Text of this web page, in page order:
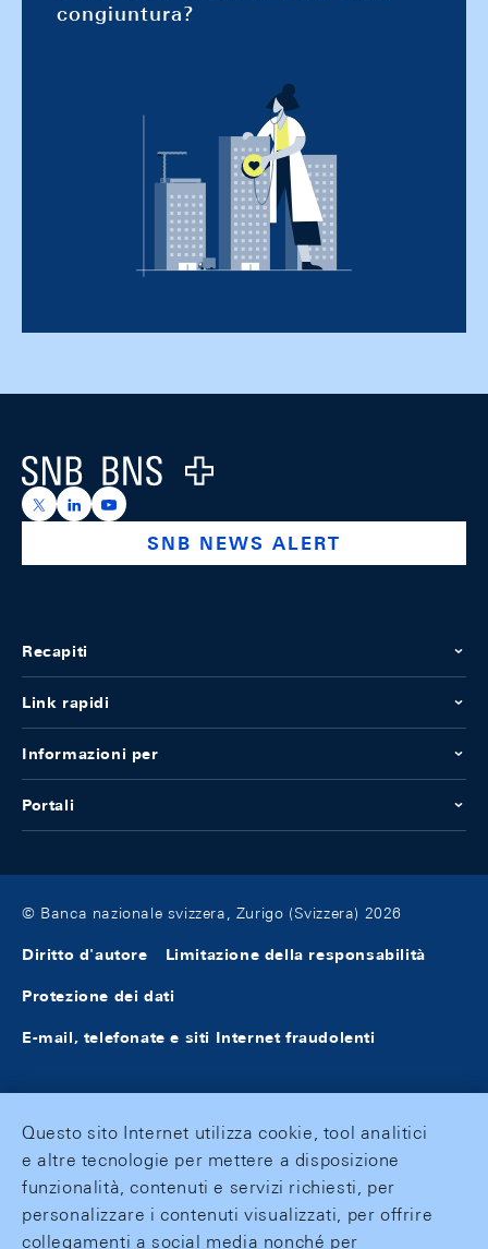
congiuntura?
Logo
https://x.com/snb_bns
https://ch.linkedin.com/company/swiss-national-
https://www.youtube.com/@swissnationalbank
SNB NEWS ALERT
Recapiti
Link rapidi
Informazioni per
Portali
© Banca nazionale svizzera, Zurigo (Svizzera) 2026
Diritto d'autore Limitazione della responsabilità
Protezione dei dati
E-mail, telefonate e siti Internet fraudolenti
Questo sito Internet utilizza cookie, tool analitici
e altre tecnologie per mettere a disposizione
funzionalità, contenuti e servizi richiesti, per
personalizzare i contenuti visualizzati, per offrire
collegamenti a social media nonché per